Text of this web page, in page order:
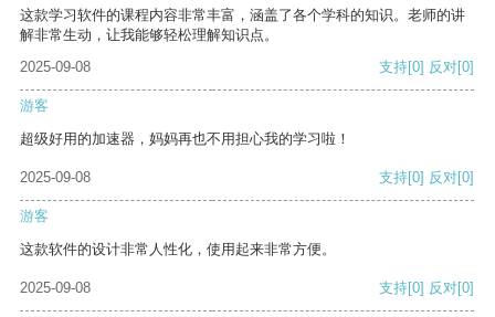
这款学习软件的课程内容非常丰富，涵盖了各个学科的知识。老师的讲
解非常生动，让我能够轻松理解知识点。
2025-09-08
支持[0] 反对[0]
游客
超级好用的加速器，妈妈再也不用担心我的学习啦！
2025-09-08 支持[0] 反对[0]
游客
这款软件的设计非常人性化，使用起来非常方便。
2025-09-08 支持[0] 反对[0]